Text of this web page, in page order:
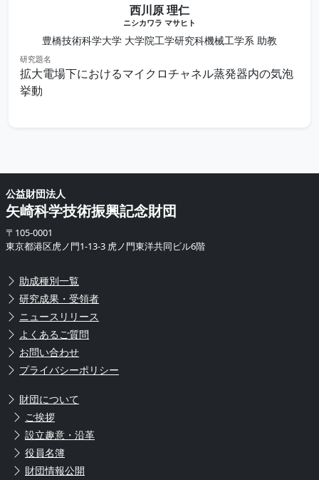
西川原 理仁
ニシカワラ マサヒト
豊橋技術科学大学 大学院工学研究科機械工学系 助教
研究題名
拡大電場下におけるマイクロチャネル蒸発器内の気泡
挙動
公益財団法人
矢崎科学技術振興記念財団
〒105-0001
東京都港区虎ノ門1-13-3 虎ノ門東洋共同ビル6階
助成種別一覧
研究成果・受領者
ニュースリリース
よくあるご質問
お問い合わせ
プライバシーポリシー
財団について
ご挨拶
設立趣意・沿革
役員名簿
財団情報公開